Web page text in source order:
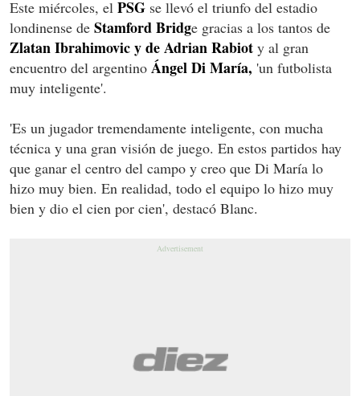
Este miércoles, el PSG se llevó el triunfo del estadio
londinense de Stamford Bridge gracias a los tantos de
Zlatan Ibrahimovic y de Adrian Rabiot y al gran
encuentro del argentino Ángel Di María, 'un futbolista
muy inteligente'.
'Es un jugador tremendamente inteligente, con mucha
técnica y una gran visión de juego. En estos partidos hay
que ganar el centro del campo y creo que Di María lo
hizo muy bien. En realidad, todo el equipo lo hizo muy
bien y dio el cien por cien', destacó Blanc.